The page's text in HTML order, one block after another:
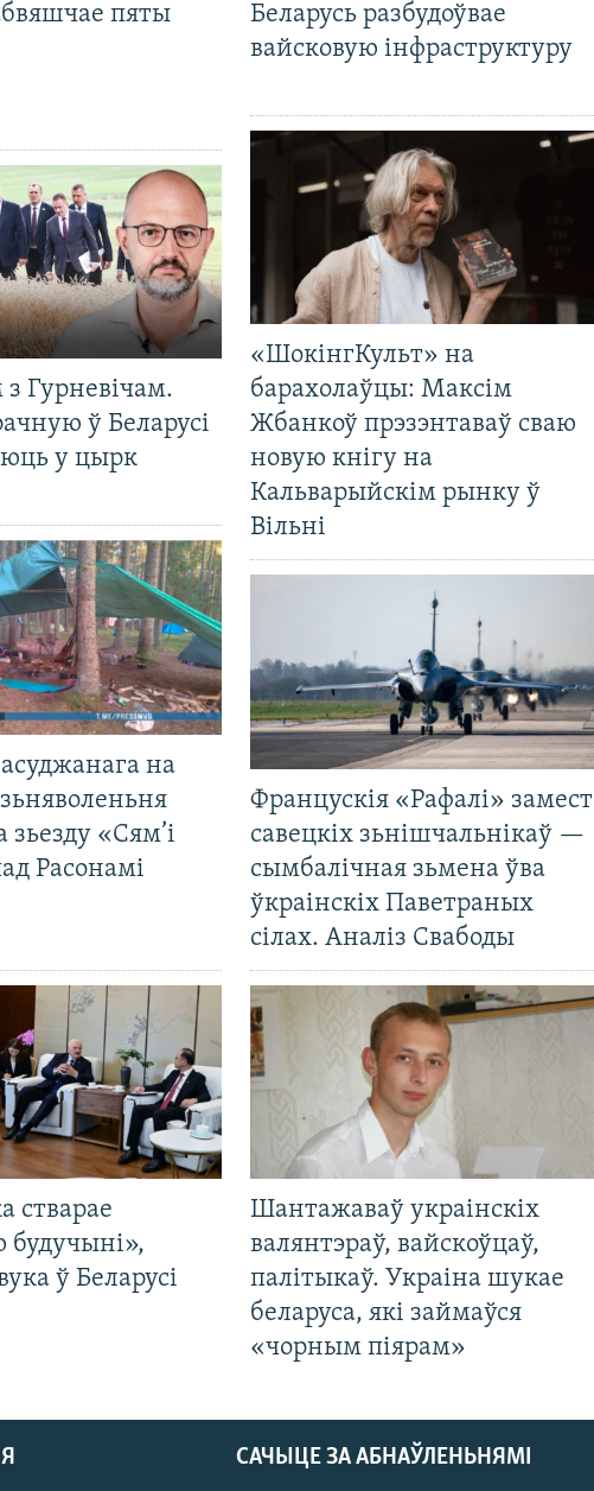
пяты
Гурневічам.
ў Беларусі
у цырк
на
зьезду «Сям’і
Расонамі
стварае
будучыні»,
ў Беларусі
Беларусь разбудоўвае
вайсковую інфраструктуру
«ШокінгКульт» на
барахолаўцы: Максім
Жбанкоў прэзэнтаваў сваю
новую кнігу на
Кальварыйскім рынку ў
Вільні
Францускія «Рафалі» замест
савецкіх зьнішчальнікаў —
сымбалічная зьмена ўва
ўкраінскіх Паветраных
сілах. Аналіз Свабоды
Шантажаваў украінскіх
валянтэраў, вайскоўцаў,
палітыкаў. Украіна шукае
беларуса, які займаўся
«чорным піярам»
САЧЫЦЕ ЗА АБНАЎЛЕНЬНЯМІ